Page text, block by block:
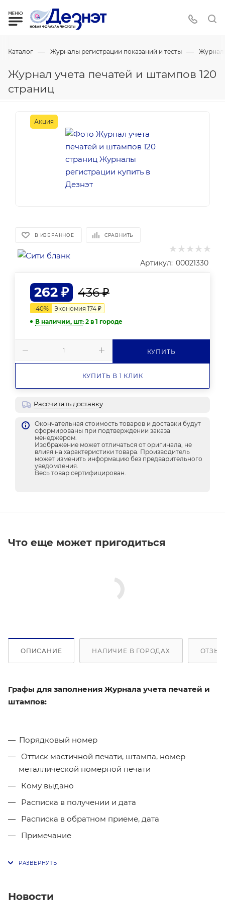
Каталог — Журналы регистрации показаний и тесты —
Журнал учета печатей и штампов 120
страниц
Акция
В ИЗБРАННОЕ СРАВНИТЬ
Артикул: 00021330
262 ₽ 436₽
-40% Экономия 174 ₽
В наличии, шт: 2 в 1 городе
КУПИТЬ
КУПИТЬ В 1 КЛИК
Рассчитать доставку
Окончательная стоимость товаров и доставки будут
сформированы при подтверждении заказа
менеджером.
Изображение может отличаться от оригинала, не
влияя на характеристики товара. Производитель
может изменить информацию без предварительного
уведомления.
Весь товар сертифицирован.
Что еще может пригодиться
ОПИСАНИЕ НАЛИЧИЕ В ГОРОДАХ
Графы для заполнения Журнала учета печатей и
штампов:
Порядковый номер
Оттиск мастичной печати, штампа, номер
металлической номерной печати
Кому выдано
Расписка в получении и дата
Расписка в обратном приеме, дата
Примечание
Новости